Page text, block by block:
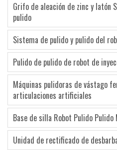
Grifo de aleación de zinc y latón
pulido
Sistema de pulido y pulido del
Pulido de pulido de robot de
Máquinas pulidoras de vástago
articulaciones artificiales
Base de silla Robot Pulido Pulido
Unidad de rectificado de